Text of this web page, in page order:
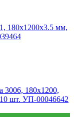
180x1200х3.5 мм,